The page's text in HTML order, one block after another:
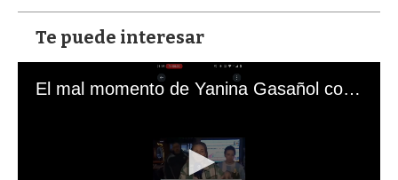
Te puede interesar
El mal momento de Yanina Gasañol con un hincha argentino en "Subrayado"